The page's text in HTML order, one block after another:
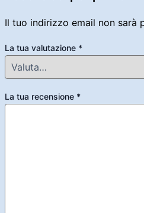
Il tuo indirizzo email non sarà
La tua valutazione *
La tua recensione *